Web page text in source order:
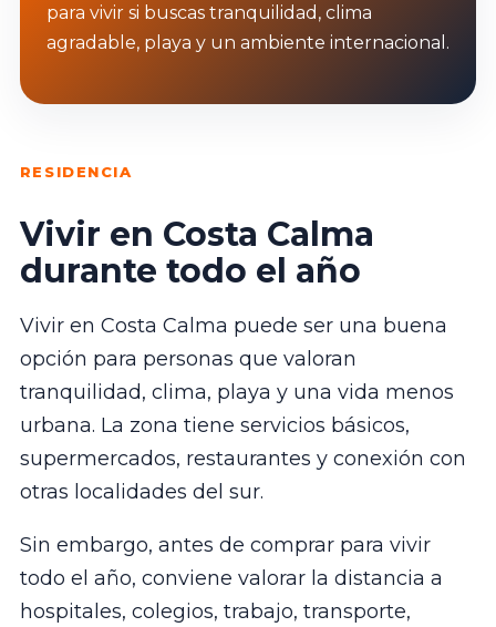
para vivir si buscas tranquilidad, clima
agradable, playa y un ambiente internacional.
RESIDENCIA
Vivir en Costa Calma
durante todo el año
Vivir en Costa Calma puede ser una buena
opción para personas que valoran
tranquilidad, clima, playa y una vida menos
urbana. La zona tiene servicios básicos,
supermercados, restaurantes y conexión con
otras localidades del sur.
Sin embargo, antes de comprar para vivir
todo el año, conviene valorar la distancia a
hospitales, colegios, trabajo, transporte,